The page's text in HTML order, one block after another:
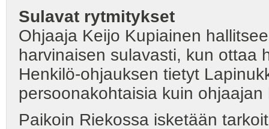
Sulavat rytmitykset
Ohjaaja Keijo Kupiainen
harvinaisen sulavasti, kun ottaa
Henkilö-ohjauksen tietyt
persoonakohtaisia kuin
Paikoin Riekossa isketään